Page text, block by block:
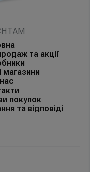
та акції
магазини
покупок
та відповіді